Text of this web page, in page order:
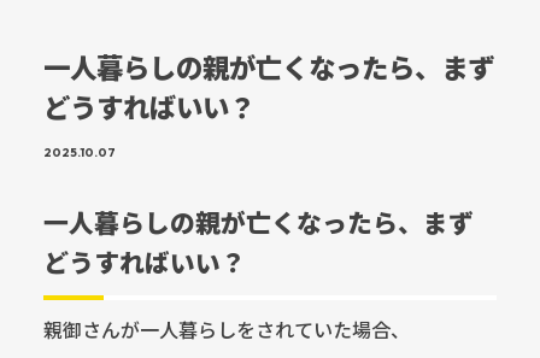
一人暮らしの親が亡くなったら、まず
どうすればいい？
2025.10.07
一人暮らしの親が亡くなったら、まず
どうすればいい？
親御さんが一人暮らしをされていた場合、